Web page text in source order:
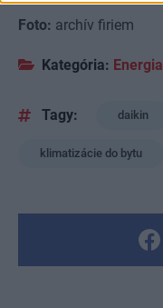
Foto: archív firiem
Kategória: Energia
Tagy: daikin
klimatizácie do bytu